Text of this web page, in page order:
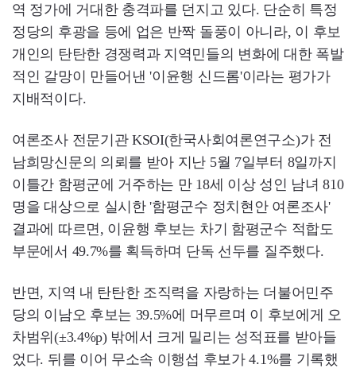
역 정가에 거대한 충격파를 던지고 있다. 단순히 특정
정당의 후광을 등에 업은 반짝 돌풍이 아니라, 이 후보
개인의 탄탄한 경쟁력과 지역민들의 변화에 대한 폭발
적인 갈망이 만들어낸 '이윤행 신드롬'이라는 평가가
지배적이다.
여론조사 전문기관 KSOI(한국사회여론연구소)가 전
남희망신문의 의뢰를 받아 지난 5월 7일부터 8일까지
이틀간 함평군에 거주하는 만 18세 이상 성인 남녀 810
명을 대상으로 실시한 '함평군수 정치현안 여론조사'
결과에 따르면, 이윤행 후보는 차기 함평군수 적합도
부문에서 49.7%를 획득하며 단독 선두를 질주했다.
반면, 지역 내 탄탄한 조직력을 자랑하는 더불어민주
당의 이남오 후보는 39.5%에 머무르며 이 후보에게 오
차범위(±3.4%p) 밖에서 크게 밀리는 성적표를 받아들
었다. 뒤를 이어 무소속 이행섭 후보가 4.1%를 기록했